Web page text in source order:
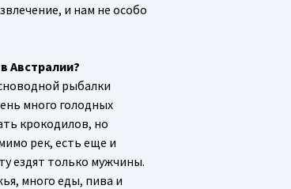
и нам не особо
Австралии?
рыбалки
много голодных
крокодилов, но
рек, есть еще и
ездят только мужчины.
много еды, пива и